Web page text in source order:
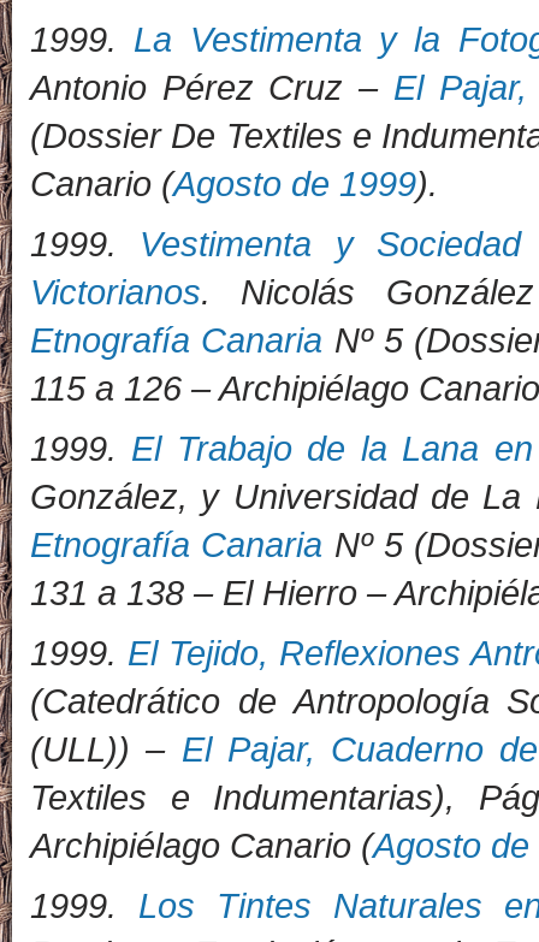
1999. La Vestimenta y la
Antonio Pérez Cruz – El
(Dossier De Textiles e
Canario (Agosto de 1999).
1999. Vestimenta y
Victorianos. Nicolás
Etnografía Canaria Nº 5
115 a 126 – Archipiélago
1999. El Trabajo de la Lana
González, y Universidad de
Etnografía Canaria Nº 5
131 a 138 – El Hierro –
1999. El Tejido, Reflexiones
(Catedrático de Antropología
(ULL)) – El Pajar, Cuaderno
Textiles e Indumentarias),
Archipiélago Canario (Agosto de
1999. Los Tintes Naturales